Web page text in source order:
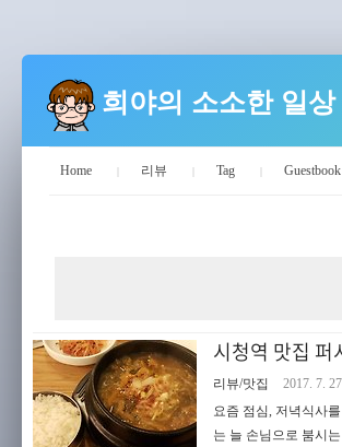
희야의 소소한 일상
Home 리뷰 Tag Guestbook
시청역 맛집 퍼
리뷰/맛집
2017. 7.
요즘 점심, 저녁식사
는 늘 손님으로 붐시